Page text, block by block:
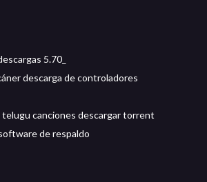
5.70_
descarga de controladores
telugu canciones descargar torrent
de respaldo